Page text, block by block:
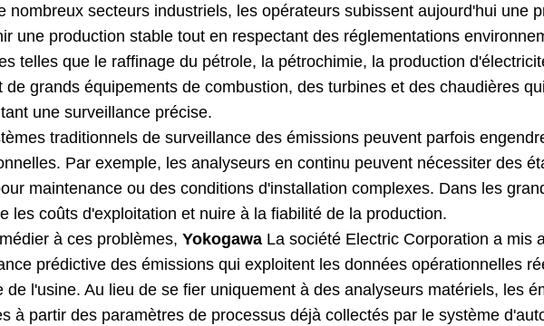
nombreux secteurs industriels, les opérateurs subissent aujourd'hui une
une production stable tout en respectant des réglementations
telles que le raffinage du pétrole, la pétrochimie, la production
de grands équipements de combustion, des turbines et des chaudières
une surveillance précise.
traditionnels de surveillance des émissions peuvent parfois
Par exemple, les analyseurs en continu peuvent nécessiter des
maintenance ou des conditions d'installation complexes. Dans les
les coûts d'exploitation et nuire à la fiabilité de la production.
à ces problèmes,Yokogawa La société Electric Corporation a mis
prédictive des émissions qui exploitent les données opérationnelles
de l'usine. Au lieu de se fier uniquement à des analyseurs matériels, les
à partir des paramètres de processus déjà collectés par le système